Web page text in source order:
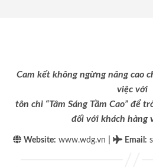
Cam kết không ngừng nâng cao
việc với
tôn chỉ “Tâm Sáng Tầm Cao” để
đối với khách hàng
Website: www.wdg.vn Email :